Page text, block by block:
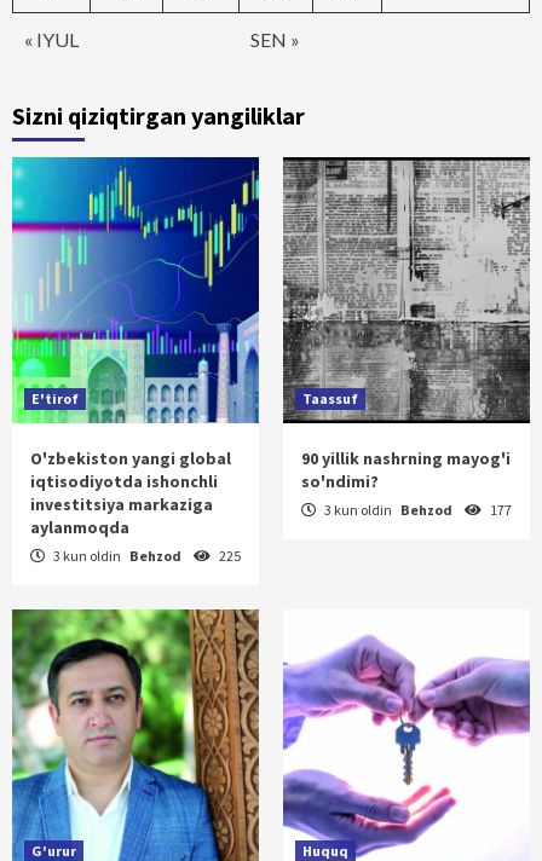
« IYUL SEN »
Sizni qiziqtirgan yangiliklar
E'tirof
O'zbekiston yangi global
iqtisodiyotda ishonchli
investitsiya markaziga
aylanmoqda
3 kun oldin Behzod 225
Taassuf
90 yillik nashrning mayog'i
so'ndimi?
3 kun oldin Behzod 177
G'urur Huquq